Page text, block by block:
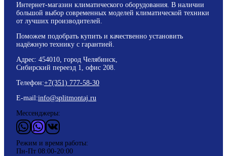
Интернет-магазин климатического оборудования. В наличии
большой выбор современных моделей климатической техники
от лучших производителей.
Поможем подобрать купить и качественно установить
надёжную технику с гарантией.
Адрес: 454010, город Челябинск,
Сибирский переезд 1, офис 208.
Телефон:+7(351) 777-58-30
E-mail:info@splitmontaj.ru
Мессенджеры:
WhatsApp
ViderВКонтакте
Режим и время работы:
Пн-Пт 08:00-20:00